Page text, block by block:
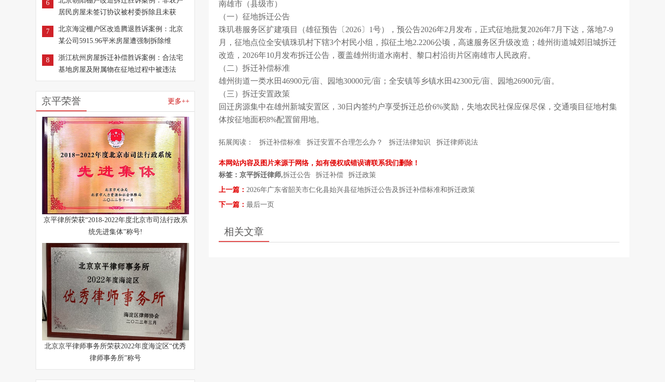
6
居民房屋未签订协议被村委拆除且未获
7
北京海淀棚户区改造腾退胜诉案例：北京
某公司5915.96平米房屋遭强制拆除维
8
浙江杭州房屋拆迁补偿胜诉案例：合法宅
基地房屋及附属物在征地过程中被违法
京平荣誉 更多++
京平律所荣获“2018-2022年度北京市司法行政系
统先进集体”称号!
北京京平律师事务所荣获2022年度海淀区“优秀
律师事务所”称号
南雄市（县级市）
（一）征地拆迁公告
珠玑巷服务区扩建项目（雄征预告〔2026〕1号），预公告2026年2月发布，正式征地批复2026年7月下达，落地7-9
月，征地点位全安镇珠玑村下辖3个村民小组，拟征土地2.2206公顷，高速服务区升级改造；雄州街道城郊旧城拆迁
改造，2026年10月发布拆迁公告，覆盖雄州街道水南村、黎口村沿街片区南雄市人民政府。
（二）拆迁补偿标准
雄州街道一类水田46900元/亩、园地30000元/亩；全安镇等乡镇水田42300元/亩、园地26900元/亩。
（三）拆迁安置政策
回迁房源集中在雄州新城安置区，30日内签约户享受拆迁总价6%奖励，失地农民社保应保尽保，交通项目征地村集
体按征地面积8%配置留用地。
拓展阅读： 拆迁补偿标准 拆迁安置不合理怎么办？ 拆迁法律知识 拆迁律师说法
本网站内容及图片来源于网络，如有侵权或错误请联系我们删除！
标签：京平拆迁律师,拆迁公告 拆迁补偿
拆迁政策
上一篇： 2026年广东省韶关市仁化县始兴县征地拆迁公告及拆迁补偿标准和拆迁政策
下一篇： 最后一页
相关文章